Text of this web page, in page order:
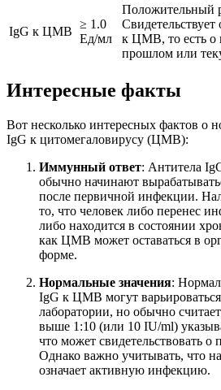
IgG к ЦМВ
≥ 1.0
Ед/мл
Положительный
к ЦМВ, то есть о
прошлом или
Интересные факты
Вот несколько интересных фактов о
IgG к цитомегаловирусу (ЦМВ):
Иммунный ответ: Антитела
обычно начинают
после первичной инфекции.
то, что человек либо перенес
либо находится в состоянии
как ЦМВ может оставаться в
форме.
Нормальные значения:
IgG к ЦМВ могут
лаборатории, но обычно
выше 1:10 (или 10 IU/ml)
что может свидетельствовать
Однако важно учитывать, что
означает активную инфекцию.